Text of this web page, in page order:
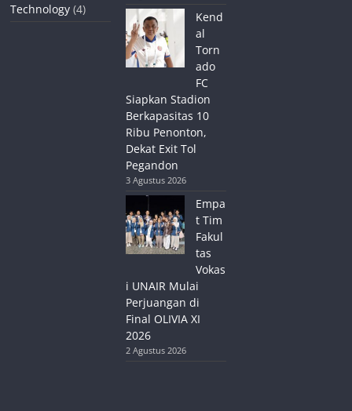
Technology (4)
Kend
al
Torn
ado
FC
Siapkan Stadion
Berkapasitas 10
Ribu Penonton,
Dekat Exit Tol
Pegandon
3 Agustus 2026
Empa
t Tim
Fakul
tas
Vokas
i UNAIR Mulai
Perjuangan di
Final OLIVIA XI
2026
2 Agustus 2026